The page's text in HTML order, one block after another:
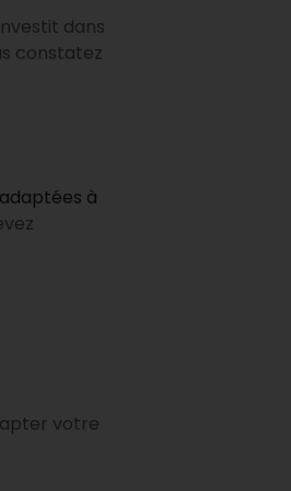
dans
constatez
à
votre